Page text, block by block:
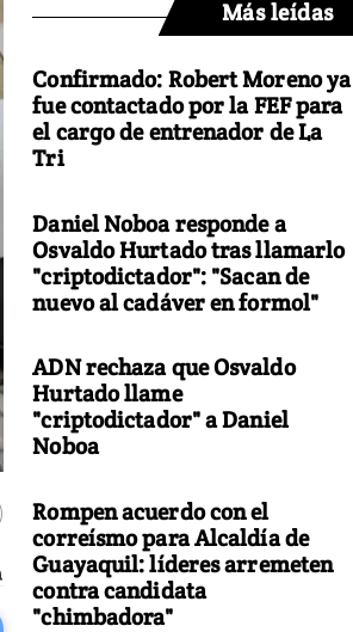
Más leídas
Confirmado: Robert Moreno ya
fue contactado por la FEF para
el cargo de entrenador de La
Tri
Daniel Noboa responde a
Osvaldo Hurtado tras llamarlo
"criptodictador": "Sacan de
nuevo al cadáver en formol"
ADN rechaza que Osvaldo
Hurtado llame
"criptodictador" a Daniel
Noboa
Rompen acuerdo con el
correísmo para Alcaldía de
Guayaquil: líderes arremeten
contra candidata
"chimbadora"